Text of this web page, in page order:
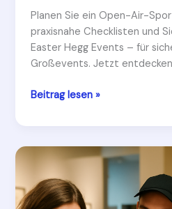
Planen Sie ein Open-Air-
praxisnahe Checklisten und
Easter Hegg Events – für
Großevents. Jetzt
Easter
Outdoor-
planen
Beitrag lesen »